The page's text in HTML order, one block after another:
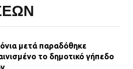
μετά παραδόθηκε
το δημοτικό γήπεδο